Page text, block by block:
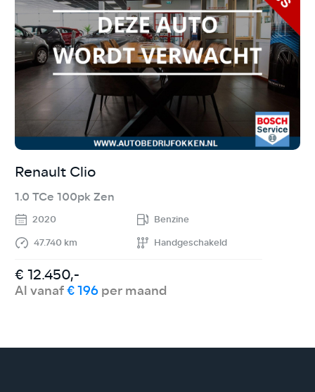
Renault Clio
1.0 TCe 100pk Zen
2020
Benzine
47.740 km
Handgeschakeld
€ 12.450,-
Al vanaf€ 196per maand